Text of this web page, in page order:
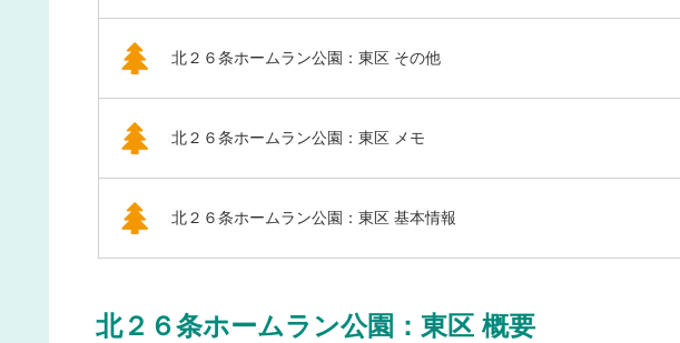
北２６条ホームラン公園：東区 その他
北２６条ホームラン公園：東区 メモ
北２６条ホームラン公園：東区 基本情報
北２６条ホームラン公園：東区 概要